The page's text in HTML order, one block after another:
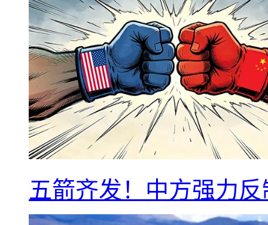
五箭齐发！中方强力